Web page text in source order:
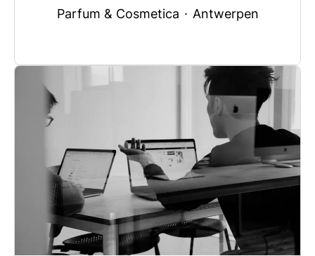
Parfum & Cosmetica · Antwerpen